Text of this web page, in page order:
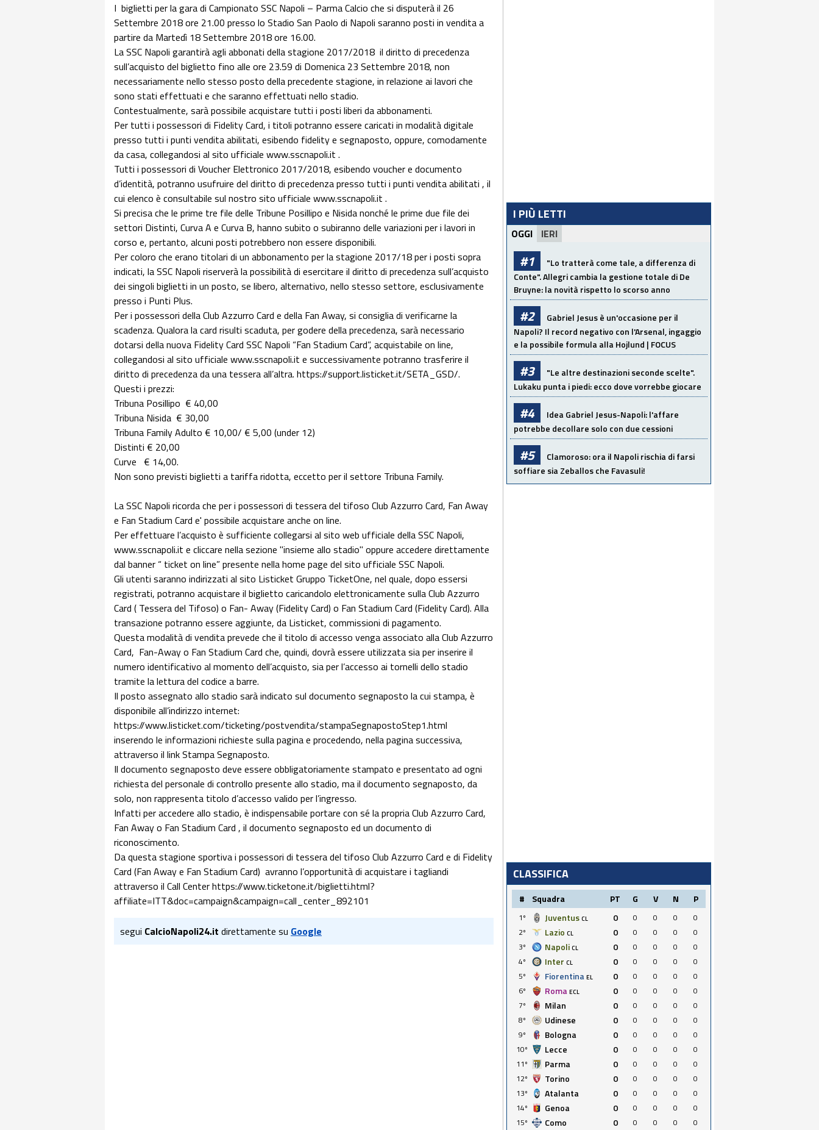
I biglietti per la gara di Campionato SSC Napoli – Parma Calcio che si disputerà il 26
Settembre 2018 ore 21.00 presso lo Stadio San Paolo di Napoli saranno posti in vendita a
partire da Martedì 18 Settembre 2018 ore 16.00.
La SSC Napoli garantirà agli abbonati della stagione 2017/2018 il diritto di precedenza
sull’acquisto del biglietto fino alle ore 23.59 di Domenica 23 Settembre 2018, non
necessariamente nello stesso posto della precedente stagione, in relazione ai lavori che
sono stati effettuati e che saranno effettuati nello stadio.
Contestualmente, sarà possibile acquistare tutti i posti liberi da abbonamenti.
Per tutti i possessori di Fidelity Card, i titoli potranno essere caricati in modalità digitale
presso tutti i punti vendita abilitati, esibendo fidelity e segnaposto, oppure, comodamente
da casa, collegandosi al sito ufficiale www.sscnapoli.it .
Tutti i possessori di Voucher Elettronico 2017/2018, esibendo voucher e documento
d’identità, potranno usufruire del diritto di precedenza presso tutti i punti vendita abilitati , il
cui elenco è consultabile sul nostro sito ufficiale www.sscnapoli.it .
Si precisa che le prime tre file delle Tribune Posillipo e Nisida nonché le prime due file dei
settori Distinti, Curva A e Curva B, hanno subito o subiranno delle variazioni per i lavori in
corso e, pertanto, alcuni posti potrebbero non essere disponibili.
Per coloro che erano titolari di un abbonamento per la stagione 2017/18 per i posti sopra
indicati, la SSC Napoli riserverà la possibilità di esercitare il diritto di precedenza sull’acquisto
dei singoli biglietti in un posto, se libero, alternativo, nello stesso settore, esclusivamente
presso i Punti Plus.
Per i possessori della Club Azzurro Card e della Fan Away, si consiglia di verificarne la
scadenza. Qualora la card risulti scaduta, per godere della precedenza, sarà necessario
dotarsi della nuova Fidelity Card SSC Napoli “Fan Stadium Card”, acquistabile on line,
collegandosi al sito ufficiale www.sscnapoli.it e successivamente potranno trasferire il
diritto di precedenza da una tessera all’altra. https://support.listicket.it/SETA_GSD/.
Questi i prezzi:
Tribuna Posillipo € 40,00
Tribuna Nisida € 30,00
Tribuna Family Adulto € 10,00/ € 5,00 (under 12)
Distinti € 20,00
Curve € 14,00.
Non sono previsti biglietti a tariffa ridotta, eccetto per il settore Tribuna Family.
La SSC Napoli ricorda che per i possessori di tessera del tifoso Club Azzurro Card, Fan Away
e Fan Stadium Card e' possibile acquistare anche on line.
Per effettuare l’acquisto è sufficiente collegarsi al sito web ufficiale della SSC Napoli,
www.sscnapoli.it e cliccare nella sezione "insieme allo stadio" oppure accedere direttamente
dal banner “ ticket on line” presente nella home page del sito ufficiale SSC Napoli.
Gli utenti saranno indirizzati al sito Listicket Gruppo TicketOne, nel quale, dopo essersi
registrati, potranno acquistare il biglietto caricandolo elettronicamente sulla Club Azzurro
Card ( Tessera del Tifoso) o Fan- Away (Fidelity Card) o Fan Stadium Card (Fidelity Card). Alla
transazione potranno essere aggiunte, da Listicket, commissioni di pagamento.
Questa modalità di vendita prevede che il titolo di accesso venga associato alla Club Azzurro
Card, Fan-Away o Fan Stadium Card che, quindi, dovrà essere utilizzata sia per inserire il
numero identificativo al momento dell’acquisto, sia per l’accesso ai tornelli dello stadio
tramite la lettura del codice a barre.
Il posto assegnato allo stadio sarà indicato sul documento segnaposto la cui stampa, è
disponibile all’indirizzo internet:
https://www.listicket.com/ticketing/postvendita/stampaSegnapostoStep1.html
inserendo le informazioni richieste sulla pagina e procedendo, nella pagina successiva,
attraverso il link Stampa Segnaposto.
Il documento segnaposto deve essere obbligatoriamente stampato e presentato ad ogni
richiesta del personale di controllo presente allo stadio, ma il documento segnaposto, da
solo, non rappresenta titolo d’accesso valido per l’ingresso.
Infatti per accedere allo stadio, è indispensabile portare con sé la propria Club Azzurro Card,
Fan Away o Fan Stadium Card , il documento segnaposto ed un documento di
riconoscimento.
Da questa stagione sportiva i possessori di tessera del tifoso Club Azzurro Card e di Fidelity
Card (Fan Away e Fan Stadium Card) avranno l’opportunità di acquistare i tagliandi
attraverso il Call Center https://www.ticketone.it/biglietti.html?
affiliate=ITT&doc=campaign&campaign=call_center_892101
segui CalcioNapoli24.it direttamente su Google
I PIÙ LETTI
OGGI IERI
#1
"Lo tratterà come tale, a differenza di
Conte". Allegri cambia la gestione totale di De
Bruyne: la novità rispetto lo scorso anno
#2
Gabriel Jesus è un'occasione per il
Napoli? Il record negativo con l'Arsenal, ingaggio
e la possibile formula alla Hojlund | FOCUS
#3
"Le altre destinazioni seconde scelte".
Lukaku punta i piedi: ecco dove vorrebbe giocare
#4
Idea Gabriel Jesus-Napoli: l'affare
potrebbe decollare solo con due cessioni
#5
Clamoroso: ora il Napoli rischia di farsi
soffiare sia Zeballos che Favasuli!
CLASSIFICA
# Squadra PT G V N P
1º Juventus CL 0 0 0 0
0
2º
Lazio CL 0 0 0 0
0
3º
Napoli CL 0 0 0 0
0
4º
Inter CL 0 0 0 0
0
5º
Fiorentina EL 0 0 0 0
0
6º
Roma ECL 0 0 0 0
0
7º
Milan 0 0 0 0
0
8º
Udinese 0 0 0 0
0
9º
Bologna 0 0 0 0
0
10º
Lecce 0 0 0 0
0
11º
Parma 0 0 0 0
0
12º
Torino 0 0 0 0
0
13º
Atalanta 0 0 0 0
0
14º
Genoa 0 0 0 0
0
15º
Como 0 0 0 0 0